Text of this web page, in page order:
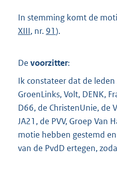
In stemming komt de
XIII, nr. 91).
De voorzitter:
Ik constateer dat de leden
GroenLinks, Volt, DENK,
D66, de ChristenUnie, de
JA21, de PVV, Groep Van
motie hebben gestemd
van de PvdD ertegen,